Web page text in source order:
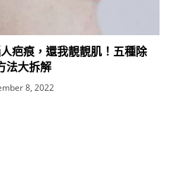
疤痕，還我靚靚肌！五種除
法大拆解
8, 2022